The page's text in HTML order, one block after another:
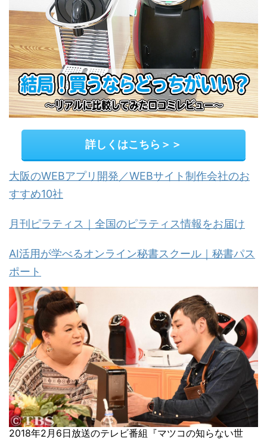
詳しくはこちら＞＞
大阪のWEBアプリ開発／WEBサイト制作会社のお
すすめ10社
月刊ピラティス｜全国のピラティス情報をお届け
AI活用が学べるオンライン秘書スクール｜秘書パス
ポート
2018年2月6日放送のテレビ番組『マツコの知らない世